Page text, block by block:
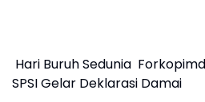
Hari Buruh Sedunia
SPSI Gelar Deklarasi Damai